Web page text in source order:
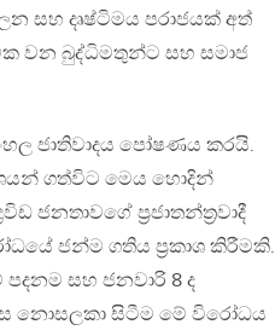
සහ දෘෂ්ටිමය පරාජයක් අත්
වන බුද්ධිමතුන්ට සහ සමාජ
ජාතිවාදය පෝෂණය කරයි.
ගත්විට මෙය හොදින්
ජනතාවගේ ප්‍රජාතන්ත්‍රවාදී
ජන්ම ගතිය ප්‍රකාශ කිරීමකි.
සහ ජනවාරි 8 ද
නොසලකා සිටීම මේ විරෝධය